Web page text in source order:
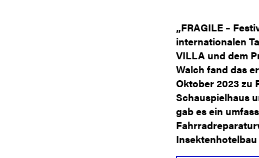
„FRAGILE –
internationalen
VILLA und dem
Walch fand das
Oktober 2023 zu
Schauspielhaus
gab es ein